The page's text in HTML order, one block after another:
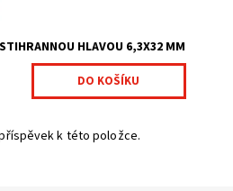
HLAVOU 6,3X32 MM
k této položce.